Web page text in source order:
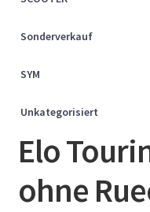
Sonderverkauf
SYM
Unkategorisiert
Elo
ohne